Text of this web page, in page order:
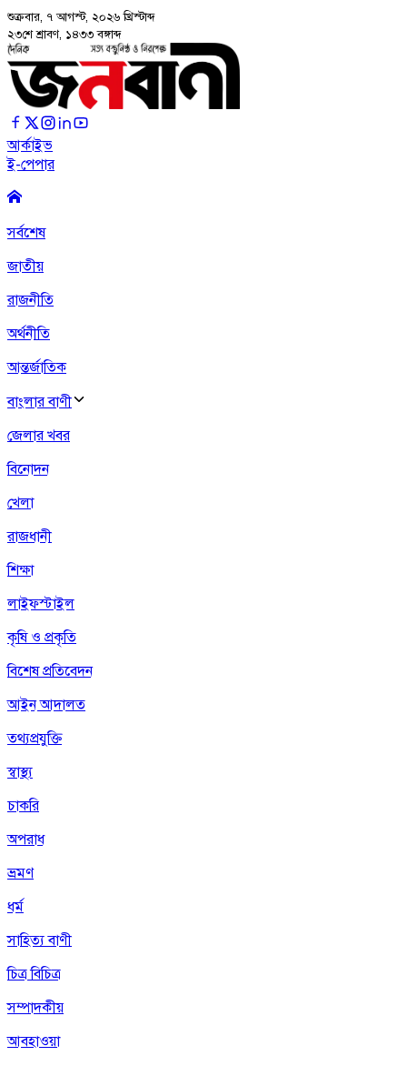
শুক্রবার, ৭ আগস্ট, ২০২৬ খ্রিস্টাব্দ
২৩শে শ্রাবণ, ১৪৩৩ বঙ্গাব্দ
আর্কাইভ
ই-পেপার
সর্বশেষ
জাতীয়
রাজনীতি
অর্থনীতি
আন্তর্জাতিক
বাংলার বাণী
জেলার খবর
বিনোদন
খেলা
রাজধানী
শিক্ষা
লাইফস্টাইল
কৃষি ও প্রকৃতি
বিশেষ প্রতিবেদন
আইন আদালত
তথ্যপ্রযুক্তি
স্বাস্থ্য
চাকরি
অপরাধ
ভ্রমণ
ধর্ম
সাহিত্য বাণী
চিত্র বিচিত্র
সম্পাদকীয়
আবহাওয়া